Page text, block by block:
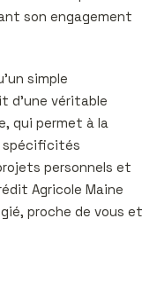
son engagement
simple
d’une véritable
qui permet à la
spécificités
personnels et
Agricole Maine
proche de vous et